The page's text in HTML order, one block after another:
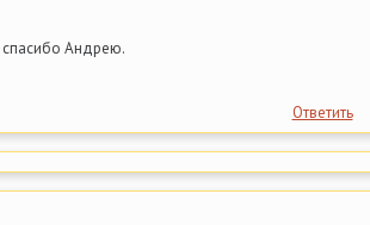
Андрею.
Ответить